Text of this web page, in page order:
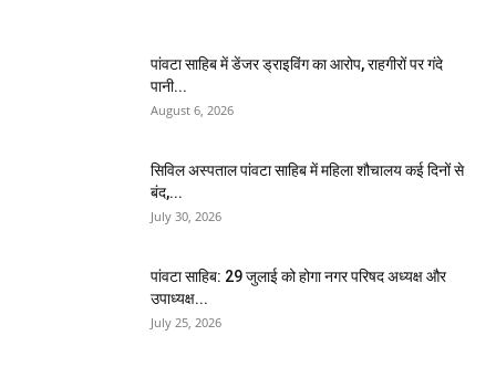
पांवटा साहिब में डेंजर ड्राइविंग का आरोप, राहगीरों पर गंदे
पानी...
August 6, 2026
सिविल अस्पताल पांवटा साहिब में महिला शौचालय कई दिनों से
बंद,...
July 30, 2026
पांवटा साहिब: 29 जुलाई को होगा नगर परिषद अध्यक्ष और
उपाध्यक्ष...
July 25, 2026